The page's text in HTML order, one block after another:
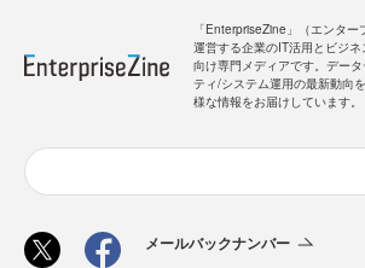
「EnterpriseZine」（エンタ
運営する企業のIT活用とビジ
向け専門メディアです。デー
ティ/システム運用の最新動向
様な情報をお届けしています。
メールバックナンバー